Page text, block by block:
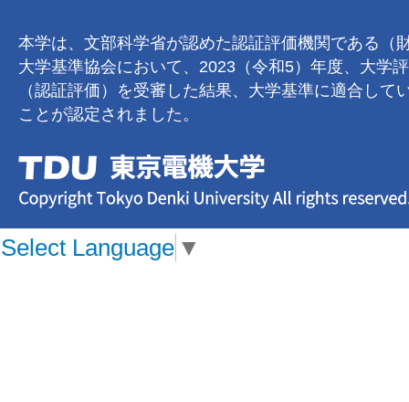
本学は、文部科学省が認めた認証評価機関である（
大学基準協会において、2023（令和5）年度、大学
（認証評価）を受審した結果、大学基準に適合して
ことが認定されました。
Select Language ▼